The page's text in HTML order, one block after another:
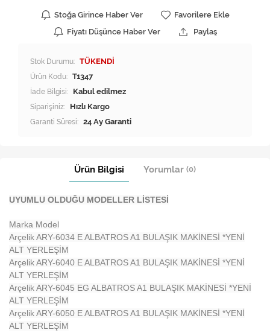
Stoğa Girince Haber Ver
Favorilere Ekle
Fiyatı Düşünce Haber Ver
Paylaş
Stok Durumu: TÜKENDİ
Ürün Kodu: T1347
İade Bilgisi:
Siparişiniz: Hızlı Kargo
Garanti Süresi: 24 Ay Garanti
Ürün Bilgisi Yorumlar (0)
UYUMLU OLDUĞU MODELLER LİSTESİ
Marka Model
Arçelik ARY-6034 E ALBATROS A1 BULAŞIK MAKİNESİ *YENİ
ALT YERLEŞİM
Arçelik ARY-6040 E ALBATROS A1 BULAŞIK MAKİNESİ *YENİ
ALT YERLEŞİM
Arçelik ARY-6045 EG ALBATROS A1 BULAŞIK MAKİNESİ *YENİ
ALT YERLEŞİM
Arçelik ARY-6050 E ALBATROS A1 BULAŞIK MAKİNESİ *YENİ
ALT YERLEŞİM